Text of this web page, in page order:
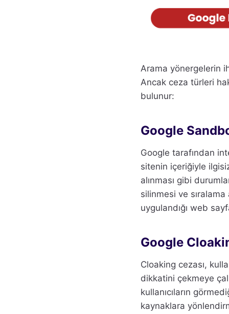
Arama yönergelerin
Ancak ceza türleri
bulunur:
Google
Google tarafından
sitenin içeriğiyle
alınması gibi
silinmesi ve sıralama
uygulandığı web
Google
Cloaking cezası,
dikkatini çekmeye
kullanıcıların
kaynaklara